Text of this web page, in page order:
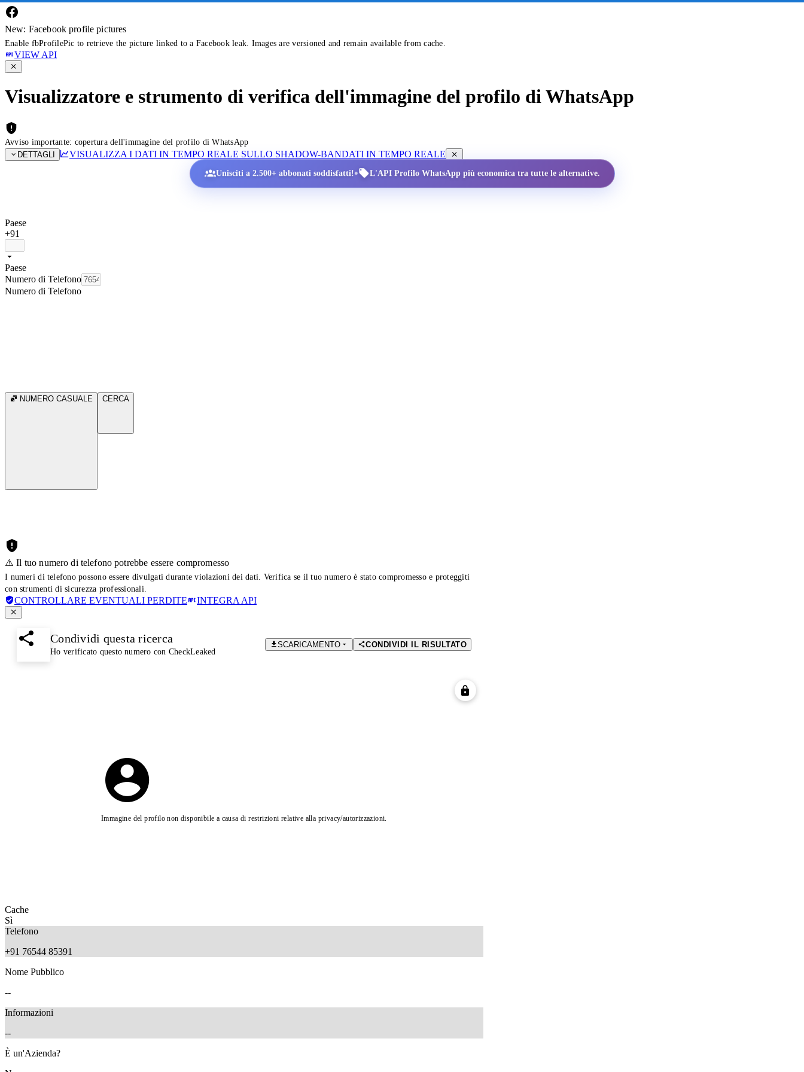
New: Facebook profile pictures
Enable fbProfilePic to retrieve the picture linked to a Facebook leak. Images are versioned and remain available from cache.
VIEW API
Visualizzatore e strumento di verifica dell'immagine del profilo di WhatsApp
Avviso importante: copertura dell'immagine del profilo di WhatsApp
DETTAGLI
VISUALIZZA I DATI IN TEMPO REALE SULLO SHADOW-BANDATI IN TEMPO REALE
Unisciti a 2.500+ abbonati soddisfatti!• L'API Profilo WhatsApp più economica tra tutte le alternative.
Paese
+91
Paese
Numero di Telefono
Numero di Telefono
NUMERO CASUALE CERCA
⚠️ Il tuo numero di telefono potrebbe essere compromesso
I numeri di telefono possono essere divulgati durante violazioni dei dati. Verifica se il tuo numero è stato compromesso e proteggiti
con strumenti di sicurezza professionali.
CONTROLLARE EVENTUALI PERDITE INTEGRA API
Condividi questa ricerca
Ho verificato questo numero con CheckLeaked
SCARICAMENTO CONDIVIDI IL RISULTATO
Immagine del profilo non disponibile a causa di restrizioni relative alla privacy/autorizzazioni.
Cache
Sì
Telefono
+91 76544 85391
Nome Pubblico
--
Informazioni
--
È un'Azienda?